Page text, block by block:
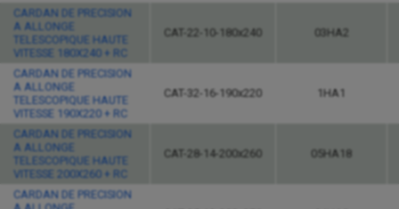
CARDAN DE PRECISION
A ALLONGE
TELESCOPIQUE HAUTE
VITESSE 180X240 + RC
CAT-22-10-180x240 03HA2
CARDAN DE PRECISION
A ALLONGE
TELESCOPIQUE HAUTE
VITESSE 190X220 + RC
CAT-32-16-190x220 1HA1
CARDAN DE PRECISION
A ALLONGE
TELESCOPIQUE HAUTE
VITESSE 200X260 + RC
CAT-28-14-200x260 05HA18
CARDAN DE PRECISION